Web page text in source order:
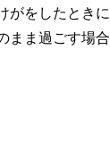
をしたとき
ま過ごす場